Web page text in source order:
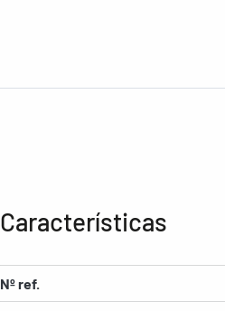
Características
Nº ref.